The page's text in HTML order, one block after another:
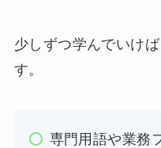
少しずつ学んでいけ
す。
専門用語や業務